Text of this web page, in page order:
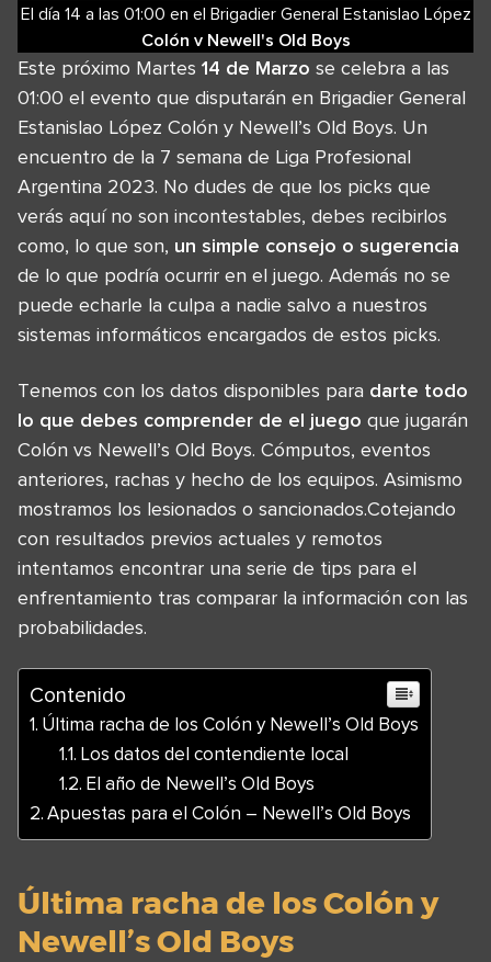
El día 14 a las 01:00 en el Brigadier General Estanislao López
Colón v Newell's Old Boys
Este próximo Martes 14 de Marzo se celebra a las
01:00 el evento que disputarán en Brigadier General
Estanislao López Colón y Newell’s Old Boys. Un
encuentro de la 7 semana de Liga Profesional
Argentina 2023. No dudes de que los picks que
verás aquí no son incontestables, debes recibirlos
como, lo que son, un simple consejo o sugerencia
de lo que podría ocurrir en el juego. Además no se
puede echarle la culpa a nadie salvo a nuestros
sistemas informáticos encargados de estos picks.
Tenemos con los datos disponibles para darte todo
lo que debes comprender de el juego que jugarán
Colón vs Newell’s Old Boys. Cómputos, eventos
anteriores, rachas y hecho de los equipos. Asimismo
mostramos los lesionados o sancionados.Cotejando
con resultados previos actuales y remotos
intentamos encontrar una serie de tips para el
enfrentamiento tras comparar la información con las
probabilidades.
Contenido
Última racha de los Colón y Newell’s Old Boys
Los datos del contendiente local
El año de Newell’s Old Boys
Apuestas para el Colón – Newell’s Old Boys
Última racha de los Colón y
Newell’s Old Boys